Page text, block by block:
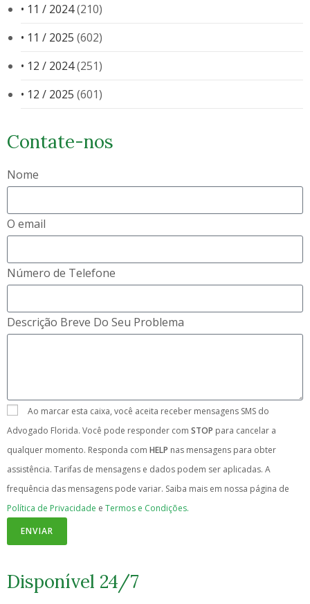
• 11 / 2024(210)
• 11 / 2025 (602)
• 12 / 2024(251)
• 12 / 2025 (601)
Contate-nos
Nome
O email
Número de Telefone
Descrição Breve Do Seu Problema
Ao marcar esta caixa, você aceita receber mensagens SMS do
Advogado Florida. Você pode responder com STOP para cancelar a
qualquer momento. Responda com HELP nas mensagens para obter
assistência. Tarifas de mensagens e dados podem ser aplicadas. A
frequência das mensagens pode variar. Saiba mais em nossa página de
Política de Privacidade e Termos e Condições.
ENVIAR
Disponível 24/7